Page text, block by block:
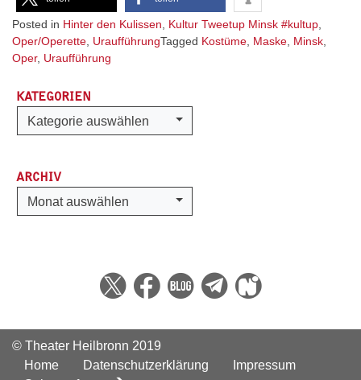
Posted in Hinter den Kulissen Kultur Tweetup Minsk #kultup
Oper/Operette UraufführungTagged Kostüme Maske Minsk
Oper, Uraufführung
KATEGORIEN
Kategorien
Kategorie auswählen
ARCHIV
Archiv
Monat auswählen
© Theater Heilbronn 2019
Home
Datenschutzerklärung
Impressum